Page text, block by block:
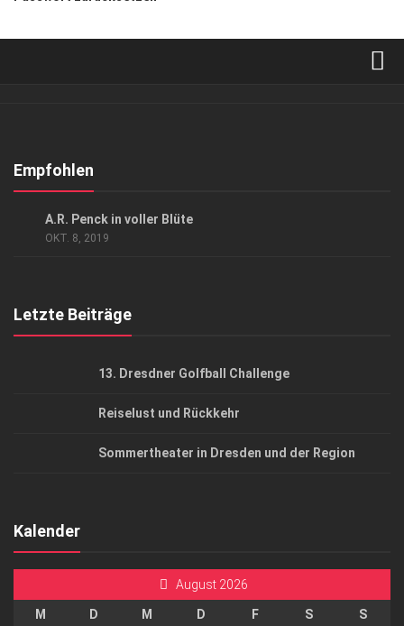
Kontakt, Impressum
Empfohlen
A.R. Penck in voller Blüte
OKT. 8, 2019
Letzte Beiträge
13. Dresdner Golfball Challenge
Reiselust und Rückkehr
Sommertheater in Dresden und der Region
Kalender
August 2026
M D M D F S
S